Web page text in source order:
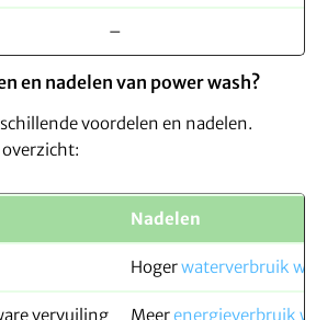
–
en nadelen van power wash?
voordelen en nadelen.
Nadelen
Hogerwaterverbruik
vervuiling Meerenergieverbruik